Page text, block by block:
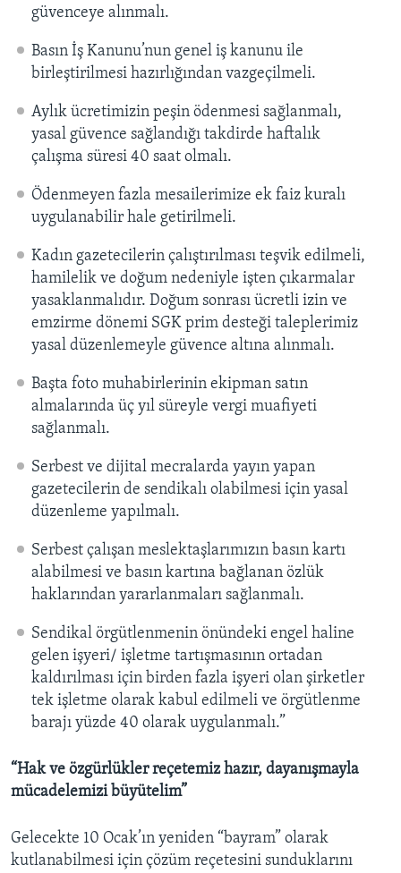
güvenceye alınmalı.
Basın İş Kanunu’nun genel iş kanunu ile
birleştirilmesi hazırlığından vazgeçilmeli.
Aylık ücretimizin peşin ödenmesi sağlanmalı,
yasal güvence sağlandığı takdirde haftalık
çalışma süresi 40 saat olmalı.
Ödenmeyen fazla mesailerimize ek faiz kuralı
uygulanabilir hale getirilmeli.
Kadın gazetecilerin çalıştırılması teşvik edilmeli,
hamilelik ve doğum nedeniyle işten çıkarmalar
yasaklanmalıdır. Doğum sonrası ücretli izin ve
emzirme dönemi SGK prim desteği taleplerimiz
yasal düzenlemeyle güvence altına alınmalı.
Başta foto muhabirlerinin ekipman satın
almalarında üç yıl süreyle vergi muafiyeti
sağlanmalı.
Serbest ve dijital mecralarda yayın yapan
gazetecilerin de sendikalı olabilmesi için yasal
düzenleme yapılmalı.
Serbest çalışan meslektaşlarımızın basın kartı
alabilmesi ve basın kartına bağlanan özlük
haklarından yararlanmaları sağlanmalı.
Sendikal örgütlenmenin önündeki engel haline
gelen işyeri/ işletme tartışmasının ortadan
kaldırılması için birden fazla işyeri olan şirketler
tek işletme olarak kabul edilmeli ve örgütlenme
barajı yüzde 40 olarak uygulanmalı.”
“Hak ve özgürlükler reçetemiz hazır, dayanışmayla
mücadelemizi büyütelim”
Gelecekte 10 Ocak’ın yeniden “bayram” olarak
kutlanabilmesi için çözüm reçetesini sunduklarını